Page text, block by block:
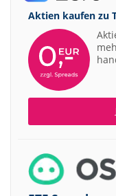
Aktien kaufen zu